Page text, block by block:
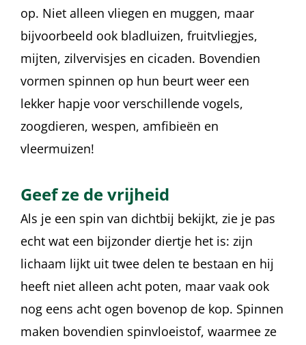
op. Niet alleen vliegen en muggen, maar
bijvoorbeeld ook bladluizen, fruitvliegjes,
mijten, zilvervisjes en cicaden. Bovendien
vormen spinnen op hun beurt weer een
lekker hapje voor verschillende vogels,
zoogdieren, wespen, amfibieën en
vleermuizen!
Geef ze de vrijheid
Als je een spin van dichtbij bekijkt, zie je pas
echt wat een bijzonder diertje het is: zijn
lichaam lijkt uit twee delen te bestaan en hij
heeft niet alleen acht poten, maar vaak ook
nog eens acht ogen bovenop de kop. Spinnen
maken bovendien spinvloeistof, waarmee ze